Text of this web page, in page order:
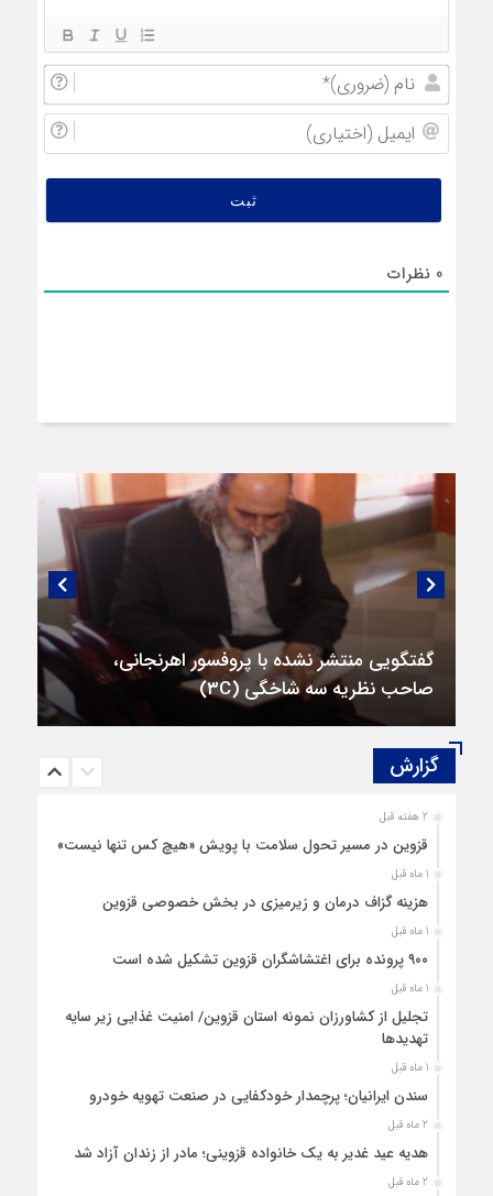
0 نظرات
گفتگویی منتشر نشده با پروفسور اهرنجانی،
صاحب نظریه سه‌ شاخگی (۳C)
گزارش‌
2 هفته قبل
قزوین در مسیر تحول سلامت با پویش «هیچ‌ کس تنها نیست»
1 ماه قبل
هزینه‌ گزاف درمان و زیرمیزی در بخش خصوصی قزوین
1 ماه قبل
۹۰۰ پرونده برای اغتشاشگران قزوین تشکیل شده است
1 ماه قبل
تجلیل از کشاورزان نمونه استان قزوین/ امنیت غذایی زیر سایه
تهدیدها
1 ماه قبل
سندن ایرانیان؛ پرچمدار خودکفایی در صنعت تهویه خودرو
2 ماه قبل
هدیه عید غدیر به یک خانواده قزوینی؛ مادر از زندان آزاد شد
2 ماه قبل